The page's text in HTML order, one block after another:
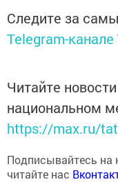
Следите за
Telegram-канале
Читайте
национальном
https://max.ru/
Подписывайтесь на
читайте нас